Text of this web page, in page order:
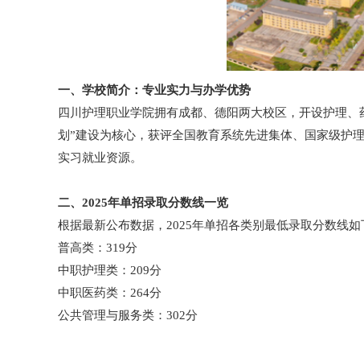
一、学校简介：专业实力与办学优势
四川护理职业学院拥有成都、德阳两大校区，开设护理
划”建设为核心，获评全国教育系统先进集体、国家级护
实习就业资源。
二、2025年单招录取分数线一览
根据最新公布数据，2025年单招各类别最低录取分数线如
普高类：319分
中职护理类：209分
中职医药类：264分
公共管理与服务类：302分